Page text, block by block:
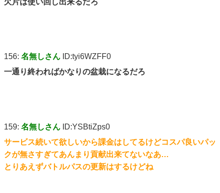
欠片は使い回し出来るだろ
156: 名無しさん ID:tyi6WZFF0
一通り終わればかなりの盆栽になるだろ
159: 名無しさん ID:YSBtiZps0
サービス続いて欲しいから課金はしてるけどコスパ良いパッ
クが無さすぎてあんまり貢献出来てないなあ…
とりあえずバトルパスの更新はするけどね